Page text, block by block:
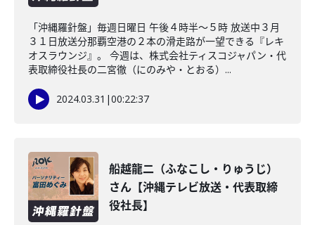
「沖縄羅針盤」毎週日曜日 午後４時半～５時 放送中３月
３１日放送分那覇空港の２本の滑走路が一望できる『レキ
オスラウンジ』。 今週は、株式会社ティスコジャパン・代
表取締役社長の二宮徹（にのみや・とおる）...
2024.03.31 |00:22:37
船越龍二（ふなこし・りゅうじ）
さん【沖縄テレビ放送・代表取締
役社長】